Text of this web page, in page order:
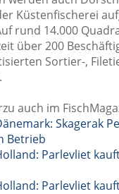
Küstenfischerei
rund 14.000
über 200
Sortier-,
auch im
Skagerak
Betrieb
Parlevliet
Parlevliet